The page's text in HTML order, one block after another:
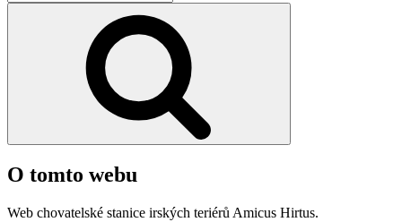
O tomto webu
Web chovatelské stanice irských teriérů Amicus Hirtus.